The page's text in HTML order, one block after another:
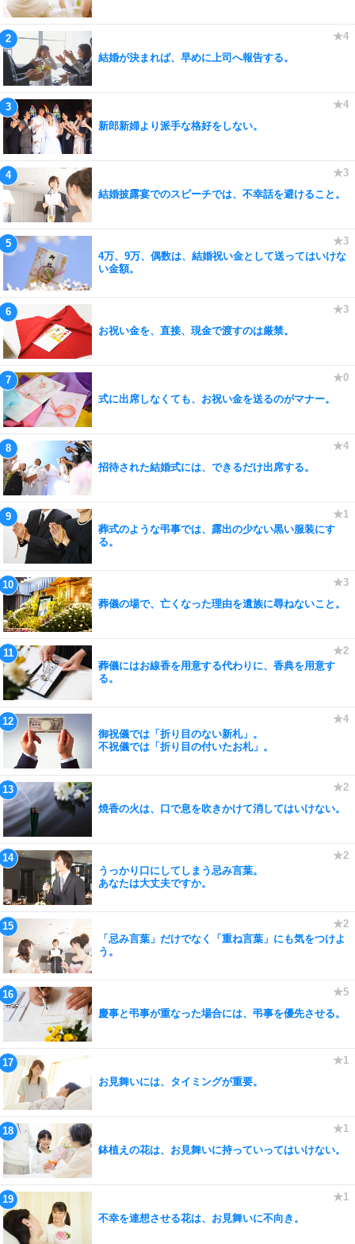
結婚が決まれば、早めに上司へ報告する。
新郎新婦より派手な格好をしない。
結婚披露宴でのスピーチでは、不幸話を避けること。
4万、9万、偶数は、結婚祝い金として送ってはいけな
い金額。
お祝い金を、直接、現金で渡すのは厳禁。
式に出席しなくても、お祝い金を送るのがマナー。
招待された結婚式には、できるだけ出席する。
葬式のような弔事では、露出の少ない黒い服装にす
る。
葬儀の場で、亡くなった理由を遺族に尋ねないこと。
葬儀にはお線香を用意する代わりに、香典を用意す
る。
御祝儀では「折り目のない新札」。
不祝儀では「折り目の付いたお札」。
焼香の火は、口で息を吹きかけて消してはいけない。
うっかり口にしてしまう忌み言葉。
あなたは大丈夫ですか。
「忌み言葉」だけでなく「重ね言葉」にも気をつけよ
う。
慶事と弔事が重なった場合には、弔事を優先させる。
お見舞いには、タイミングが重要。
鉢植えの花は、お見舞いに持っていってはいけない。
不幸を連想させる花は、お見舞いに不向き。